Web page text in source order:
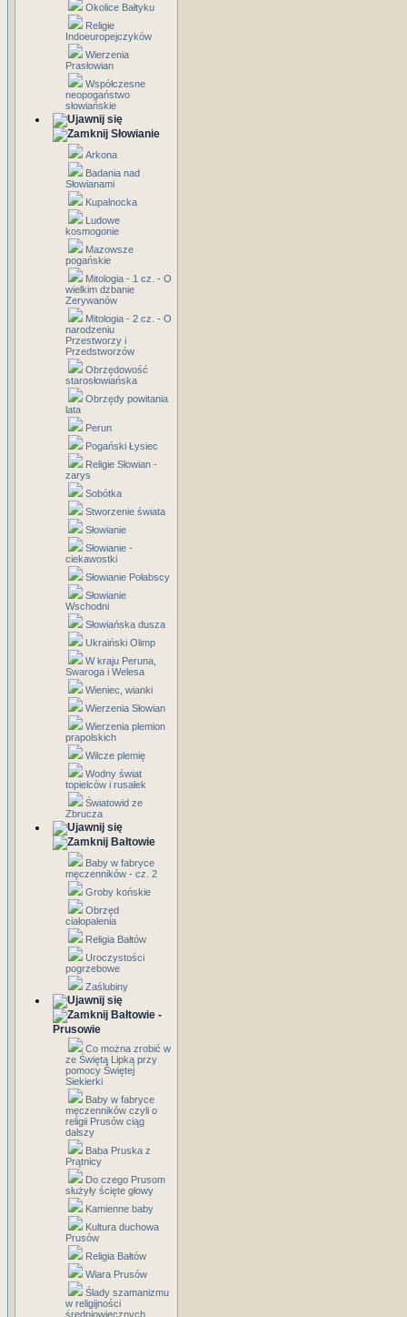
Okolice Bałtyku
Religie
Indoeuropejczyków
Wierzenia
Prasłowian
Współczesne
neopogaństwo
słowiańskie
Słowianie
Arkona
Badania nad
Słowianami
Kupalnocka
Ludowe
kosmogonie
Mazowsze
pogańskie
Mitologia - 1 cz. - O
wielkim dzbanie
Zerywanów
Mitologia - 2 cz. - O
narodzeniu
Przestworzy i
Przedstworzów
Obrzędowość
starosłowiańska
Obrzędy powitania
lata
Perun
Pogański Łysiec
Religie Słowian -
zarys
Sobótka
Stworzenie świata
Słowianie
Słowianie -
ciekawostki
Słowianie Połabscy
Słowianie
Wschodni
Słowiańska dusza
Ukraiński Olimp
W kraju Peruna,
Swaroga i Welesa
Wieniec, wianki
Wierzenia Słowian
Wierzenia plemion
prapolskich
Wilcze plemię
Wodny świat
topielców i rusałek
Światowid ze
Zbrucza
Bałtowie
Baby w fabryce
męczenników - cz. 2
Groby końskie
Obrzęd
ciałopalenia
Religia Bałtów
Uroczystości
pogrzebowe
Zaślubiny
Bałtowie -
Prusowie
Co można zrobić w
ze Świętą Lipką przy
pomocy Świętej
Siekierki
Baby w fabryce
męczenników czyli o
religii Prusów ciąg
dalszy
Baba Pruska z
Prątnicy
Do czego Prusom
służyły ścięte głowy
Kamienne baby
Kultura duchowa
Prusów
Religia Bałtów
Wiara Prusów
Ślady szamanizmu
w religijności
średniowiecznych